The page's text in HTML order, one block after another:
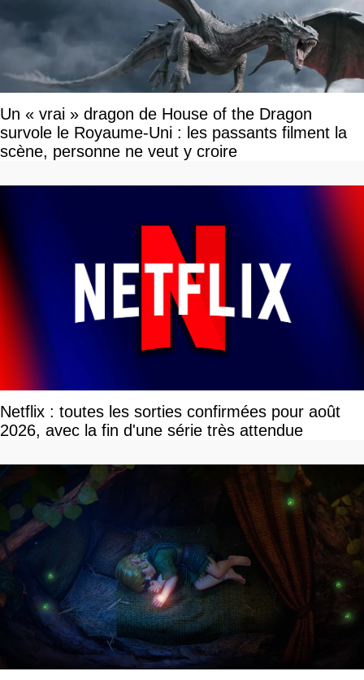
Un « vrai » dragon de House of the Dragon
survole le Royaume-Uni : les passants filment la
scène, personne ne veut y croire
Netflix : toutes les sorties confirmées pour août
2026, avec la fin d'une série très attendue